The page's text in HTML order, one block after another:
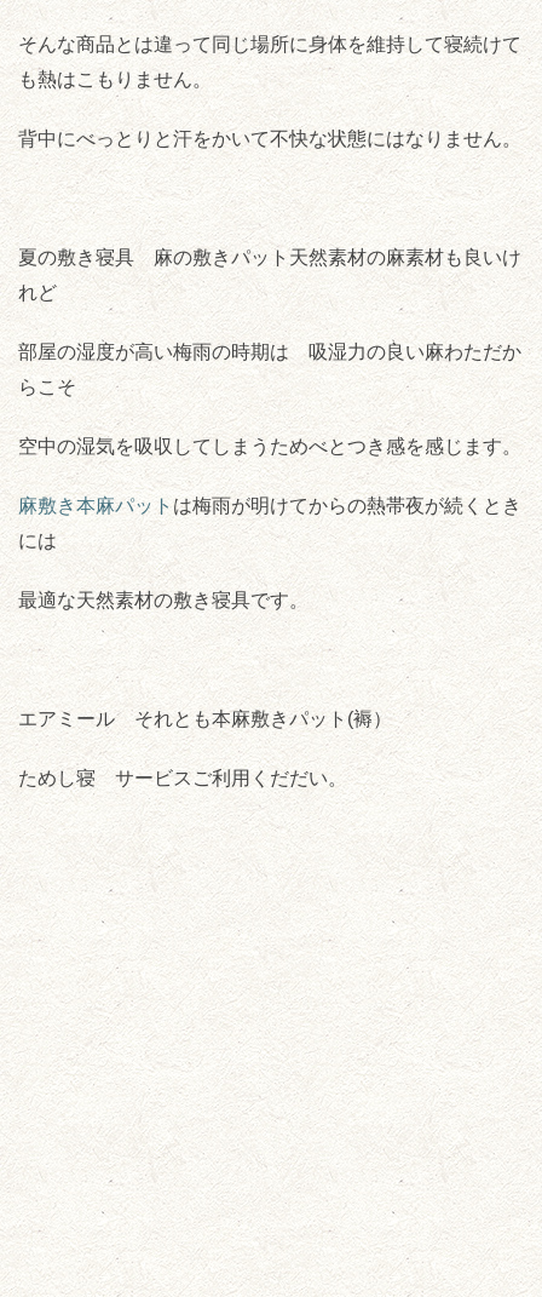
そんな商品とは違って同じ場所に身体を維持して寝続けて
も熱はこもりません。
背中にべっとりと汗をかいて不快な状態にはなりません。
夏の敷き寝具 麻の敷きパット天然素材の麻素材も良いけ
れど
部屋の湿度が高い梅雨の時期は 吸湿力の良い麻わただか
らこそ
空中の湿気を吸収してしまうためべとつき感を感じます。
麻敷き本麻パット は梅雨が明けてからの熱帯夜が続くとき
には
最適な天然素材の敷き寝具です。
エアミール それとも本麻敷きパット(褥）
ためし寝 サービスご利用くだだい。